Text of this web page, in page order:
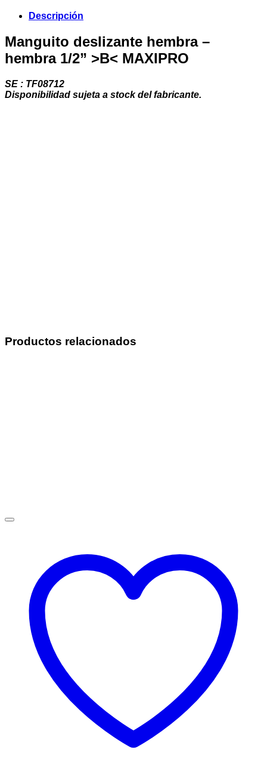
1/2”
>B<
MAXIPRO
cantidad
Descripción
Manguito deslizante hembra –
hembra 1/2” >B< MAXIPRO
SE : TF08712
Disponibilidad sujeta a stock del fabricante.
Productos relacionados